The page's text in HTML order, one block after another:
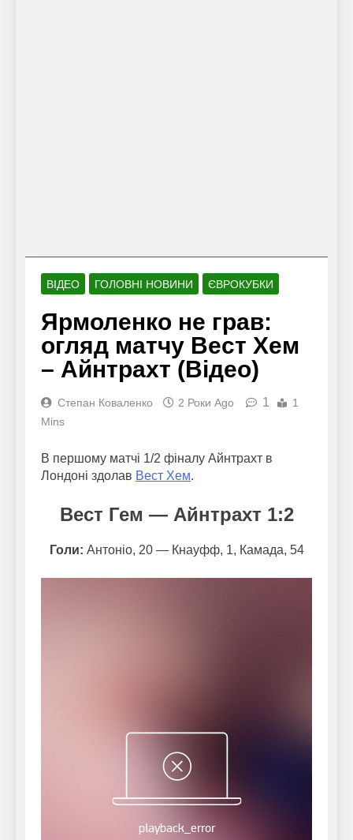
ВІДЕО ГОЛОВНІ НОВИНИ ЄВРОКУБКИ
Ярмоленко не грав:
огляд матчу Вест Хем
– Айнтрахт (Відео)
Степан Коваленко 2 Роки Ago 1
1
Mins
В першому матчі 1/2 фіналу Айнтрахт в
Лондоні здолав Вест Хем.
Вест Гем — Айнтрахт 1:2
Голи: Антоніо, 20 — Кнауфф, 1, Камада, 54